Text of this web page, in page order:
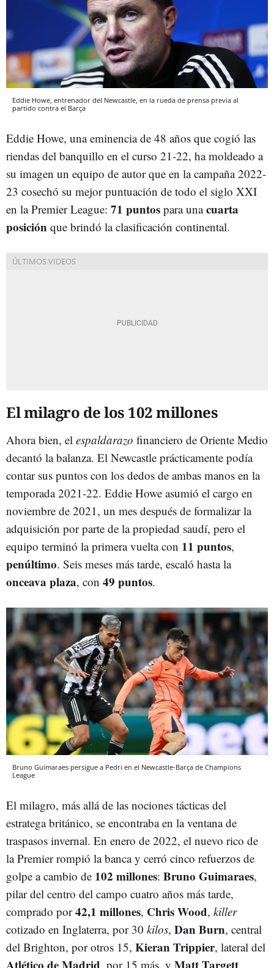
Eddie Howe, entrenador del Newcastle, en la rueda de prensa previa al
partido contra el Barça
Eddie Howe, una eminencia de 48 años que cogió las
riendas del banquillo en el curso 21-22, ha moldeado a
su imagen un equipo de autor que en la campaña 2022-
23 cosechó su mejor puntuación de todo el siglo XXI
en la Premier League: 71 puntos para unacuarta
posición que brindó la clasificación continental.
El milagro de los 102 millones
Ahora bien, el espaldarazo financiero de Oriente Medio
decantó la balanza. El Newcastle prácticamente podía
contar sus puntos con los dedos de ambas manos en la
temporada 2021-22. Eddie Howe asumió el cargo en
noviembre de 2021, un mes después de formalizar la
adquisición por parte de la propiedad saudí, pero el
equipo terminó la primera vuelta con 11 puntos,
penúltimo. Seis meses más tarde, escaló hasta la
onceava plaza, con 49 puntos.
Bruno Guimaraes persigue a Pedri en el Newcastle-Barça de Champions
League
El milagro, más allá de las nociones tácticas del
estratega británico, se encontraba en la ventana de
traspasos invernal. En enero de 2022, el nuevo rico de
la Premier rompió la banca y cerró cinco refuerzos de
golpe a cambio de 102 millones: Bruno Guimaraes,
pilar del centro del campo cuatro años más tarde,
comprado por42,1 millones, Chris Wood, killer
cotizado en Inglaterra, por 30 kilos, Dan Burn, central
del Brighton, por otros 15, Kieran Trippier, lateral del
, por 15 más, y